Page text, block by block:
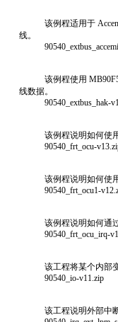
该例程适用于 Accemic
线。
该例程使用
线数据。
90540_extbus_hak-
该例程说明如何使用
90540_frt_ocu-
该例程说明如何使用
90540_frt_ocu1-
该例程说明如何通过
90540_frt_ocu_irq-
该工程将某个内部变量
90540_io-v11.zip
该工程说明外部中断